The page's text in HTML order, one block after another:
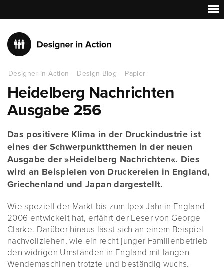
Designer in Action Design-Blog Papier
Heidelberg Nachrichten
Ausgabe 256
Das positivere Klima in der Druckindustrie ist
eines der Schwerpunktthemen in der neuen
Ausgabe der »Heidelberg Nachrichten«. Dies
wird an Beispielen von Druckereien in England,
Griechenland und Japan dargestellt.
Wie speziell der Markt bis zum Ipex Jahr in England
2006 entwickelt hat, erfährt der Leser von George
Clarke. Darüber hinaus lässt sich an einem Beispiel
nachvollziehen, wie ein recht junger Familienbetrieb
den widrigen Umständen in England mit langen
Wendemaschinen trotzte und beständig wuchs.